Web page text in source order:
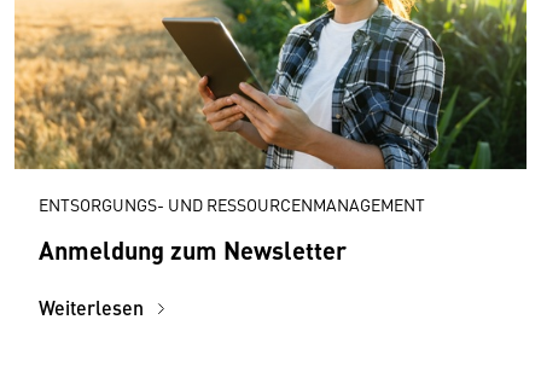
ENTSORGUNGS- UND RESSOURCENMANAGEMENT
Anmeldung zum Newsletter
Weiterlesen